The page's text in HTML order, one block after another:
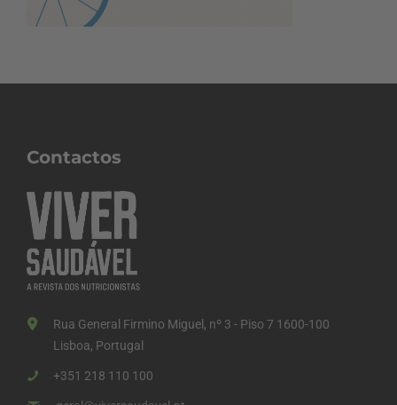
Contactos
Rua General Firmino Miguel, nº 3 - Piso 7 1600-100
Lisboa, Portugal
+351 218 110 100